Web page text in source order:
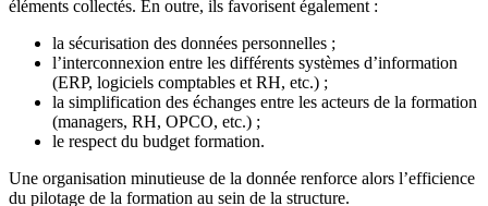
éléments collectés. En outre, ils favorisent également :
la sécurisation des données personnelles ;
l’interconnexion entre les différents systèmes d’information
(ERP, logiciels comptables et RH, etc.) ;
la simplification des échanges entre les acteurs de la formation
(managers, RH, OPCO, etc.) ;
le respect du budget formation.
Une organisation minutieuse de la donnée renforce alors l’efficience
du pilotage de la formation au sein de la structure.